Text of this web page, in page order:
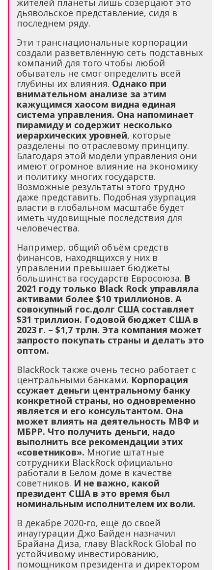
жителей планеты лишь созерцают это
дьявольское представление, сидя в
последнем ряду.
Эти транснациональные корпорации
создали разветвлённую сеть подставных
компаний для того чтобы любой
обыватель не смог определить всей
глубины их влияния. Однако при
внимательном анализе за этим
кажущимся хаосом видна единая
система управления. Она напоминает
пирамиду и содержит несколько
иерархических уровней, которые
разделены по отраслевому принципу.
Благодаря этой модели управления они
имеют огромное влияние на экономику
и политику многих государств.
Возможные результаты этого трудно
даже представить. Подобная узурпация
власти в глобальном масштабе будет
иметь чудовищные последствия для
человечества.
Например, общий объём средств
финансов, находящихся у них в
управлении превышает бюджеты
большинства государств Евросоюза. В
2021 году только Black Rock управляла
активами более $10 триллионов. А
совокупный гос.долг США составляет
$31 триллион. Годовой бюджет США в
2023 г. – $1,7 трлн. Эта компания может
запросто покупать страны и делать это
оптом.
BlackRock также очень тесно работает с
центральными банками. Корпорация
ссужает деньги центральному банку
конкретной страны, но одновременно
является и его консультантом. Она
может влиять на деятельность МВФ и
МБРР. Что получить деньги, надо
выполнить все рекомендации этих
«советников». Многие штатные
сотрудники BlackRock официально
работали в Белом доме в качестве
советников. И не важно, какой
президент США в это время был
номинальным исполнителем их воли.
В декабре 2020-го, ещё до своей
инаугурации Джо Байден назначил
Брайана Диза, главу BlackRock Global по
устойчивому инвестированию,
помощником президента и директором